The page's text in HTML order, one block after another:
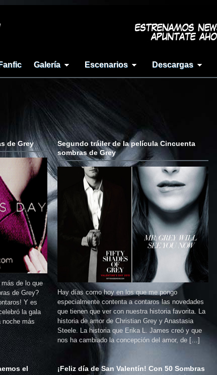
Fanfic Galería Escenarios Descargas
de Grey
de lo que
de Grey?
Y es
la gala
noche más
Segundo tráiler de la película Cincuenta
sombras de Grey
Hay días como hoy en los que me pongo
especialmente contenta a contaros las novedades
que tienen que ver con nuestra historia favorita. La
historia de amor de Christian Grey y Anastasia
Steele. La historia que Erika L. James creó y que
nos ha cambiado la concepción del amor, de […]
el
¡Feliz día de San Valentín! Con 50 Sombras